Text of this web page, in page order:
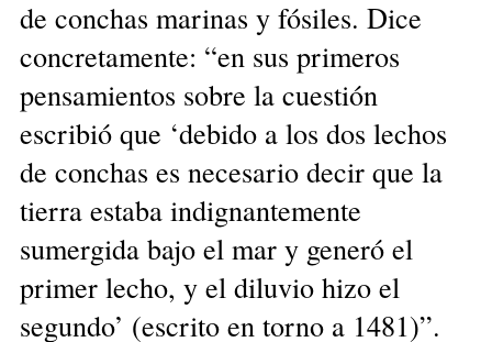
de conchas marinas y fósiles. Dice
concretamente: “en sus primeros
pensamientos sobre la cuestión
escribió que ‘debido a los dos lechos
de conchas es necesario decir que la
tierra estaba indignantemente
sumergida bajo el mar y generó el
primer lecho, y el diluvio hizo el
segundo’ (escrito en torno a 1481)”.